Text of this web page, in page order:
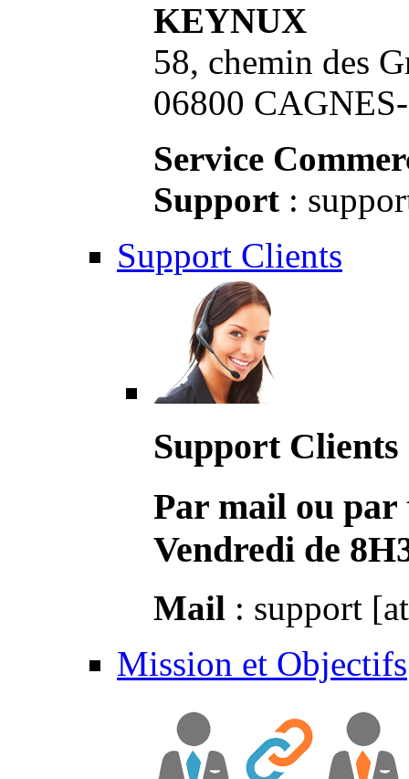
KEYNUX
58, chemin des
06800
Service
Support :
Support Clients
Support Clients
Par mail ou par
Vendredi de
Mail : support
Mission et Objectifs